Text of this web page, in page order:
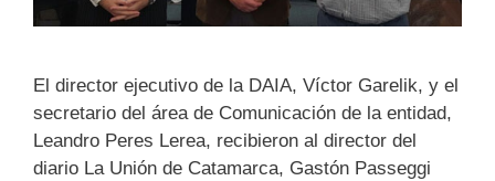
El director ejecutivo de la DAIA, Víctor Garelik, y el
secretario del área de Comunicación de la entidad,
Leandro Peres Lerea, recibieron al director del
diario La Unión de Catamarca, Gastón Passeggi